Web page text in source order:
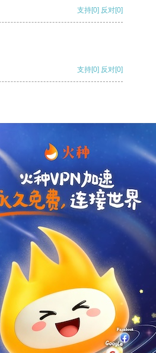
支持[0] 反对[0]
支持[0] 反对[0]
支持 [0] 反对 [0]
支持
旋风加速器
软件中心 雷霆加速 狂飙加速器